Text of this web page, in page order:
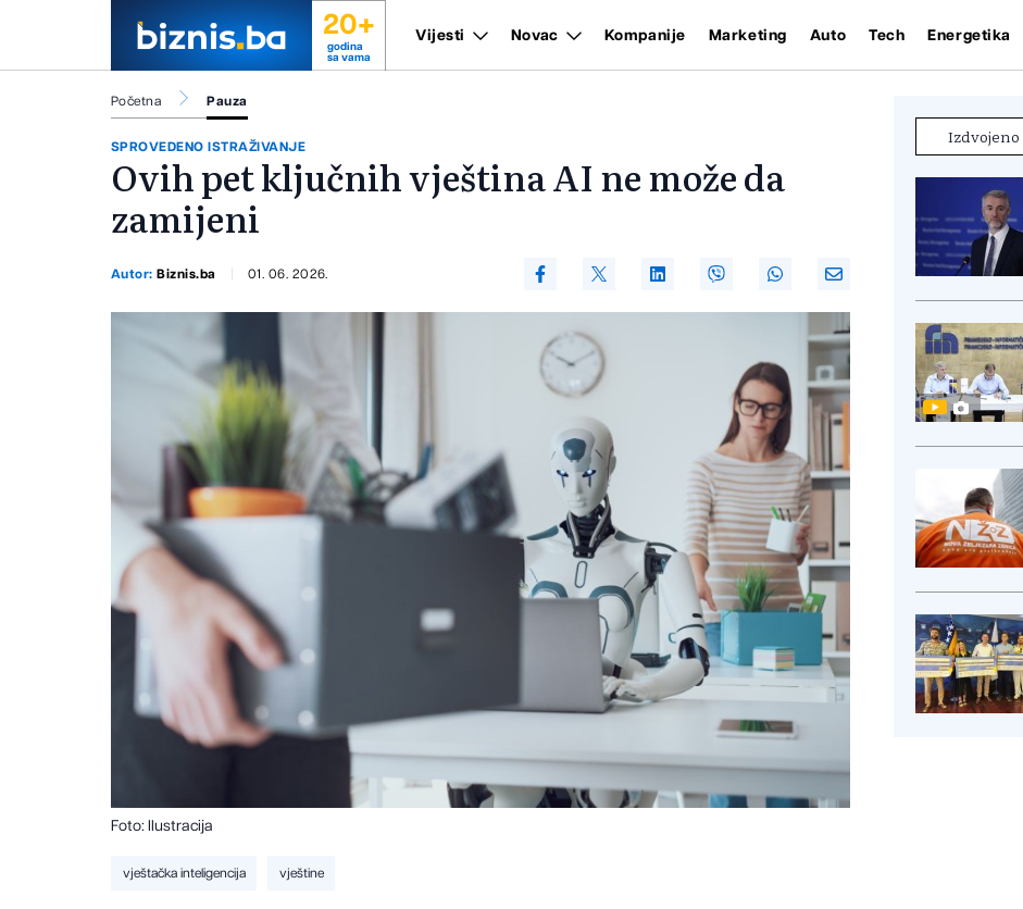
20+
godina
sa vama
Vijesti Novac Kompanije Marketing Auto Tech Energetika
Početna Pauza
SPROVEDENO ISTRAŽIVANJE
Ovih pet ključnih vještina AI ne može da
zamijeni
Autor:Biznis.ba 01. 06. 2026.
Foto: Ilustracija
vještačka inteligencija vještine
Izdvojeno